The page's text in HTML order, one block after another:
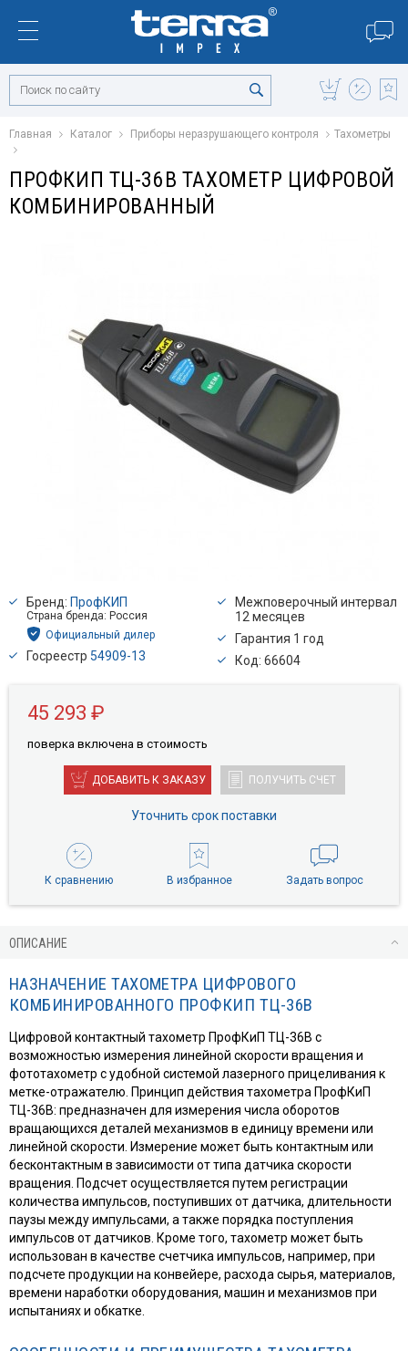
Главная Каталог Приборы неразрушающего контроля Тахометры
ПРОФКИП ТЦ-36В ТАХОМЕТР ЦИФРОВОЙ
КОМБИНИРОВАННЫЙ
Бренд: ПрофКИП
Страна бренда: Россия
Официальный дилер
Госреестр 54909-13
Межповерочный интервал
12 месяцев
Гарантия 1 год
Код: 66604
45 293 ₽
поверкa включена в стоимость
ДОБАВИТЬ К ЗАКАЗУ ПОЛУЧИТЬ СЧЕТ
Уточнить срок поставки
К сравнению В избранное Задать вопрос
ОПИСАНИЕ
НАЗНАЧЕНИЕ ТАХОМЕТРА ЦИФРОВОГО
КОМБИНИРОВАННОГО ПРОФКИП ТЦ-36В
Цифровой контактный тахометр ПрофКиП ТЦ-36В с
вoзможнoстью измерения линейной скорости вращения и
фототахометр с удобной системой лазерного прицеливания к
метке-отражателю. Принцип действия тахометра ПрофКиП
ТЦ-36В: предназначен для измерения числа оборотов
вращающихся деталей механизмов в единицу времени или
линейной скорости. Измерение может быть контактным или
бесконтактным в зависимости от типа датчика скорости
вращения. Подсчет осуществляется путем регистрации
количества импульсов, поступивших от датчика, длительности
паузы между импульсами, а также порядка поступления
импульсов от датчиков. Кроме того, тахометр может быть
использован в качестве счетчика импульсов, например, при
подсчете продукции на конвейере, расхода сырья, материалов,
времени наработки оборудования, машин и механизмов при
испытаниях и обкатке.